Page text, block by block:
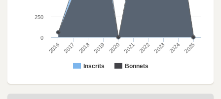
Inscrits Bonnets
2016 2017 2018 2019 2020 2021 2022 2023 2024 2025
0
250